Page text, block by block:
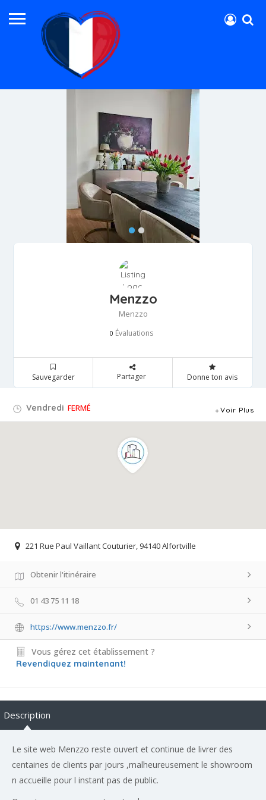
Menzzo
Menzzo
0 Évaluations
Sauvegarder Partager Donne ton avis
Vendredi FERMÉ Voir Plus
221 Rue Paul Vaillant Couturier, 94140 Alfortville
Obtenir l'itinéraire
01 43 75 11 18
https://www.menzzo.fr/
Vous gérez cet établissement ?
Revendiquez maintenant!
Description
Le site web Menzzo reste ouvert et continue de livrer des
centaines de clients par jours ,malheureusement le showroom
n accueille pour l instant pas de public.